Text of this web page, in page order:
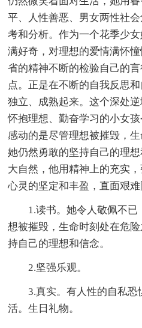
平、人性善恶、男女两性社
考和分析。作为一个花季少
满好奇，对理想的爱情满怀
省的精神不断的检验自己的
点。正是在不断的自我反思
独立、成熟起来。这个深处
怀抱理想、勤奋学习的小女
感动的是尽管理想被摧毁，
她仍然勇敢的坚持自己的理
大自然，他用精神上的充实
心灵的坚定和丰盈，直面艰难
1.读书。她令人敬佩不
想被摧毁，生命时刻处在危
持自己的理想和信念。
2.坚强乐观。
3.真实。有人性的自私
活。生日礼物。